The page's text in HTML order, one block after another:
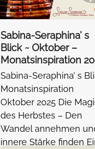
Sabina-Seraphina’ s
Blick ~ Oktober –
Monatsinspiration
Sabina-Seraphina’ s
Monatsinspiration
Oktober 2025 Die
des Herbstes – Den
Wandel annehmen
innere Stärke finden